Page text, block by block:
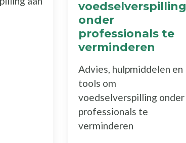
voedselverspilling
onder
professionals te
verminderen
Advies, hulpmiddelen en
tools om
voedselverspilling onder
professionals te
verminderen